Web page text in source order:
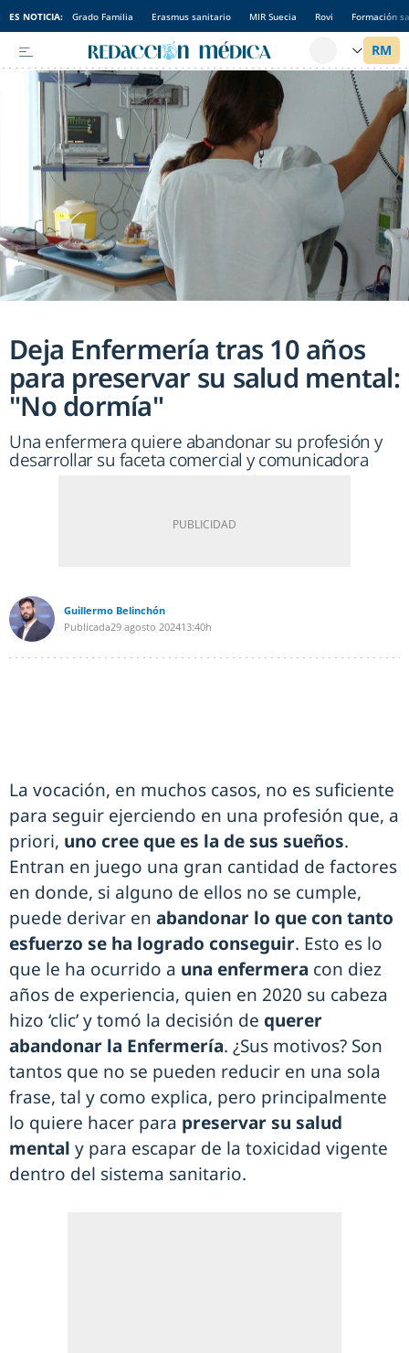
ES NOTICIA: Grado Familia Erasmus sanitario MIR Suecia Rovi Formación
Deja Enfermería tras 10 años
para preservar su salud mental:
"No dormía"
Una enfermera quiere abandonar su profesión y
desarrollar su faceta comercial y comunicadora
Guillermo Belinchón
Publicada29 agosto 202413:40h
La vocación, en muchos casos, no es suficiente
para seguir ejerciendo en una profesión que, a
priori, uno cree que es la de sus sueños.
Entran en juego una gran cantidad de factores
en donde, si alguno de ellos no se cumple,
puede derivar en abandonar lo que con tanto
esfuerzo se ha logrado conseguir. Esto es lo
que le ha ocurrido a una enfermera con diez
años de experiencia, quien en 2020 su cabeza
hizo ‘clic’ y tomó la decisión de querer
abandonar la Enfermería. ¿Sus motivos? Son
tantos que no se pueden reducir en una sola
frase, tal y como explica, pero principalmente
lo quiere hacer para preservar su salud
mental y para escapar de la toxicidad vigente
dentro del sistema sanitario.